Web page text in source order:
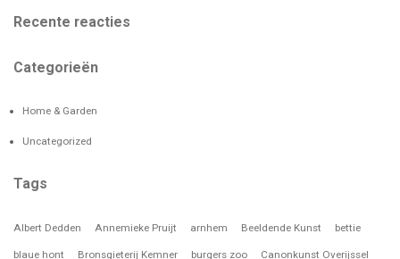
Recente reacties
Categorieën
Home & Garden
Uncategorized
Tags
Albert Dedden Annemieke Pruijt arnhem Beeldende Kunst bettie
blaue hont Bronsgieterij Kemner burgers zoo Canonkunst Overijssel